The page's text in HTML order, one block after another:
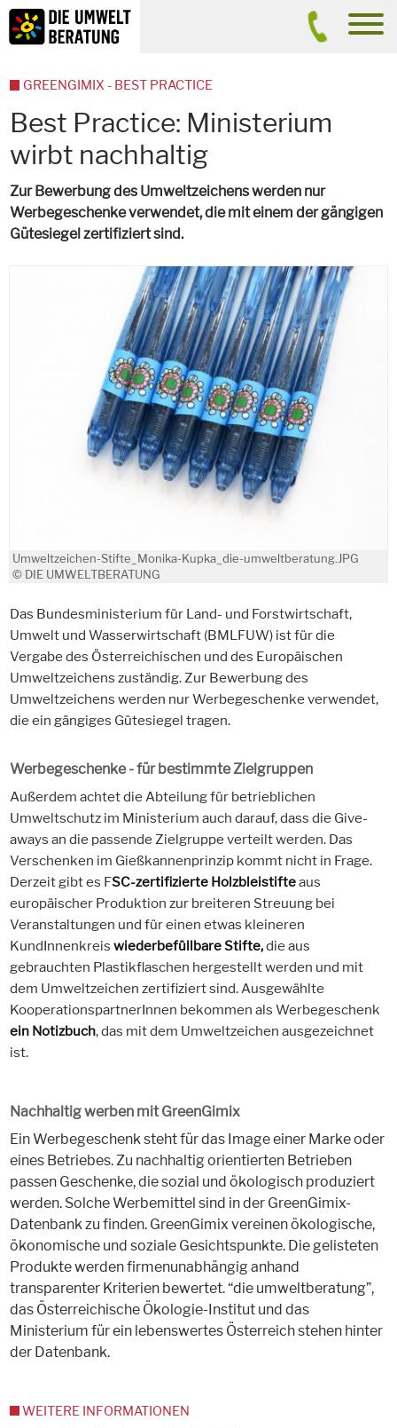
Inhalt
Suche
Best Practice: Ministerium
wirbt nachhaltig
Zur Bewerbung des Umweltzeichens werden nur
Werbegeschenke verwendet, die mit einem der gängigen
Gütesiegel zertifiziert sind.
Umweltzeichen-Stifte_Monika-Kupka_die-umweltberatung.JPG
© DIE UMWELTBERATUNG
Das Bundesministerium für Land- und Forstwirtschaft,
Umwelt und Wasserwirtschaft (BMLFUW) ist für die
Vergabe des Österreichischen und des Europäischen
Umweltzeichens zuständig. Zur Bewerbung des
Umweltzeichens werden nur Werbegeschenke verwendet,
die ein gängiges Gütesiegel tragen.
Werbegeschenke - für bestimmte Zielgruppen
Außerdem achtet die Abteilung für betrieblichen
Umweltschutz im Ministerium auch darauf, dass die Give-
aways an die passende Zielgruppe verteilt werden. Das
Verschenken im Gießkannenprinzip kommt nicht in Frage.
Derzeit gibt es FSC-zertifizierte Holzbleistifteaus
europäischer Produktion zur breiteren Streuung bei
Veranstaltungen und für einen etwas kleineren
KundInnenkreis wiederbefüllbare Stifte,die aus
gebrauchten Plastikflaschen hergestellt werden und mit
dem Umweltzeichen zertifiziert sind. Ausgewählte
KooperationspartnerInnen bekommen als Werbegeschenk
ein Notizbuch, das mit dem Umweltzeichen ausgezeichnet
ist.
Nachhaltig werben mit GreenGimix
Ein Werbegeschenk steht für das Image einer Marke oder
eines Betriebes. Zu nachhaltig orientierten Betrieben
passen Geschenke, die sozial und ökologisch produziert
werden. Solche Werbemittel sind in der GreenGimix-
Datenbank zu finden. GreenGimix vereinen ökologische,
ökonomische und soziale Gesichtspunkte. Die gelisteten
Produkte werden firmenunabhängig anhand
transparenter Kriterien bewertet. “die umweltberatung”,
das Österreichische Ökologie-Institut und das
Ministerium für ein lebenswertes Österreich stehen hinter
der Datenbank.
WEITERE INFORMATIONEN
GREENGIMIX - BEST PRACTICE